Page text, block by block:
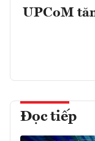
UPCoM
Đọc tiếp